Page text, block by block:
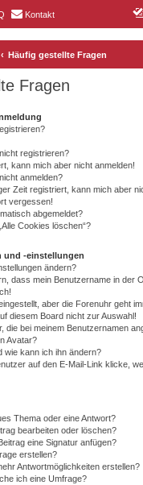
Kontakt
Häufig gestellte Fragen
Fragen
registrieren?
kann mich aber nicht anmelden!
anmelden?
Zeit registriert, kann mich aber
vergessen!
abgemeldet?
Cookies löschen“?
und -einstellungen
ändern?
dass mein Benutzername in der
aber die Forenuhr geht
diesem Board nicht zur Auswahl!
die bei meinem Benutzernamen
Avatar?
wie kann ich ihn ändern?
auf den E-Mail-Link klicke,
Thema oder eine Antwort?
bearbeiten oder löschen?
eine Signatur anfügen?
erstellen?
Antwortmöglichkeiten erstellen?
ich eine Umfrage?